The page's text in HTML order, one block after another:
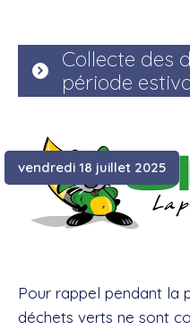
Collecte des
période
vendredi 18 juillet 2025
Pour rappel pendant la
déchets verts ne sont